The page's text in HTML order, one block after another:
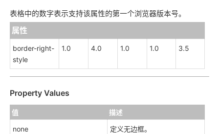
表格中的数字表示支持该属性的第一个浏览器版本号。
属性
border-right-
style
1.0 4.0 1.0 1.0 3.5
Property Values
值
描述
none
定义无边框。